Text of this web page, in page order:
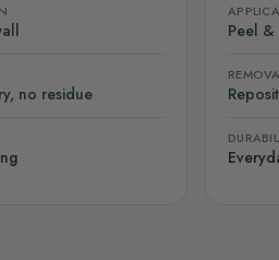
no residue
Peel